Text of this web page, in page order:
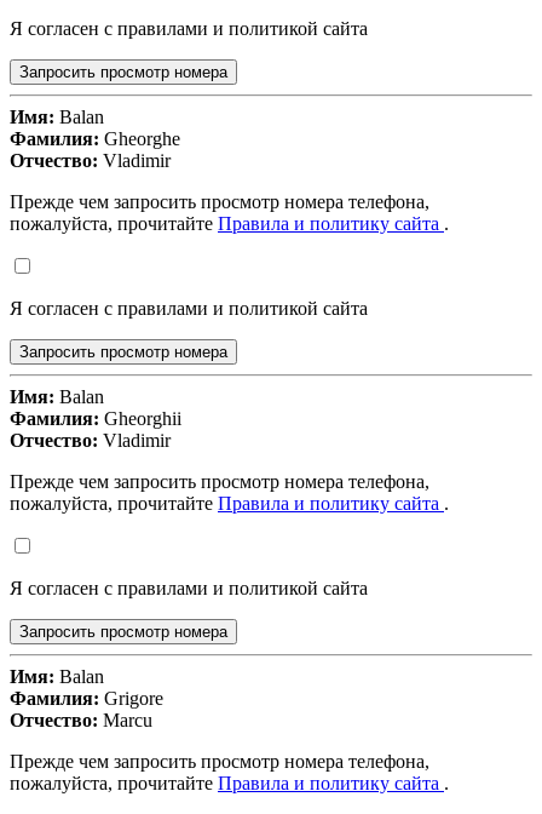
Я согласен с правилами и политикой сайта
Запросить просмотр номера
Имя: Balan
Фамилия: Gheorghe
Отчество: Vladimir
Прежде чем запросить просмотр номера телефона,
пожалуйста, прочитайте Правила и политику сайта .
Я согласен с правилами и политикой сайта
Запросить просмотр номера
Имя: Balan
Фамилия: Gheorghii
Отчество: Vladimir
Прежде чем запросить просмотр номера телефона,
пожалуйста, прочитайте Правила и политику сайта .
Я согласен с правилами и политикой сайта
Запросить просмотр номера
Имя: Balan
Фамилия: Grigore
Отчество: Marcu
Прежде чем запросить просмотр номера телефона,
пожалуйста, прочитайте Правила и политику сайта .